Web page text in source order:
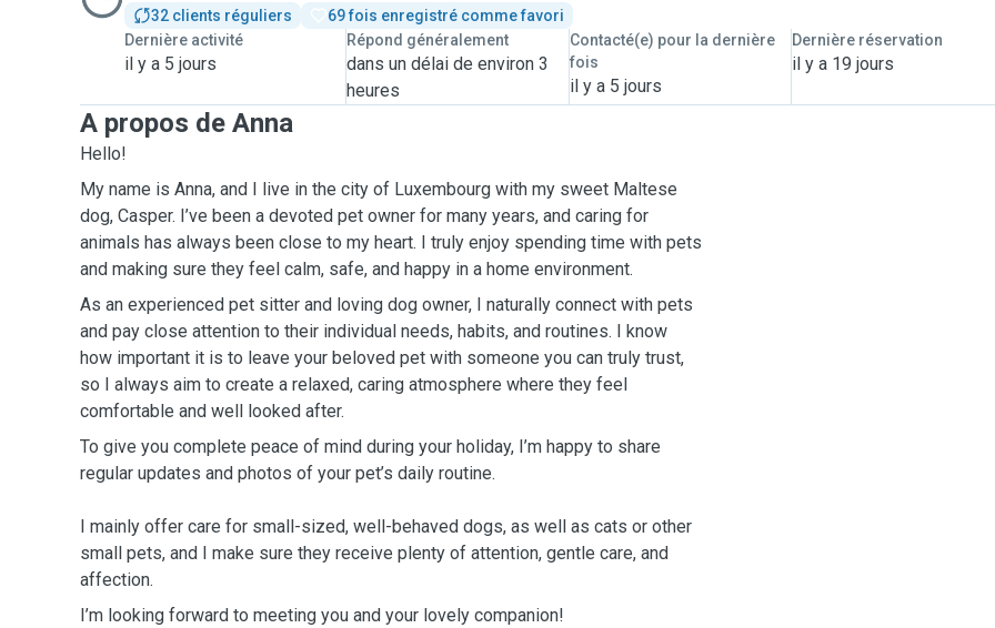
32 clients réguliers
69 fois enregistré comme favori
Dernière activité
il y a 5 jours
Répond généralement
dans un délai de environ 3
heures
Contacté(e) pour la dernière
fois
il y a 5 jours
Dernière réservation
il y a 19 jours
A propos de Anna
Hello!
My name is Anna, and I live in the city of Luxembourg with my sweet Maltese
dog, Casper. I’ve been a devoted pet owner for many years, and caring for
animals has always been close to my heart. I truly enjoy spending time with pets
and making sure they feel calm, safe, and happy in a home environment.
As an experienced pet sitter and loving dog owner, I naturally connect with pets
and pay close attention to their individual needs, habits, and routines. I know
how important it is to leave your beloved pet with someone you can truly trust,
so I always aim to create a relaxed, caring atmosphere where they feel
comfortable and well looked after.
To give you complete peace of mind during your holiday, I’m happy to share
regular updates and photos of your pet’s daily routine.
I mainly offer care for small-sized, well-behaved dogs, as well as cats or other
small pets, and I make sure they receive plenty of attention, gentle care, and
affection.
I’m looking forward to meeting you and your lovely companion!